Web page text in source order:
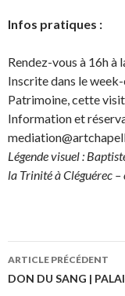
Infos pratiques :
Rendez-vous à 16h à
Inscrite dans le
Patrimoine, cette
Information et
Légende visuel :
la Trinité à Cléguérec –
Navigation
ARTICLE PRÉCÉDENT
DON DU SANG |